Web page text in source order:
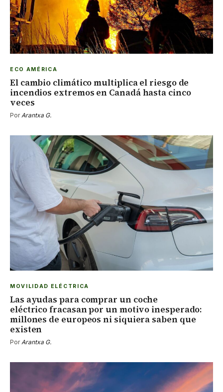
ECO AMÉRICA
El cambio climático multiplica el riesgo de
incendios extremos en Canadá hasta cinco
veces
PorArantxa G.
MOVILIDAD ELÉCTRICA
Las ayudas para comprar un coche
eléctrico fracasan por un motivo inesperado:
millones de europeos ni siquiera saben que
existen
PorArantxa G.